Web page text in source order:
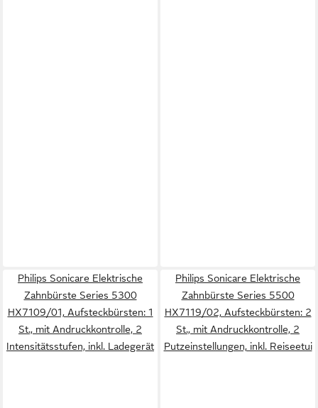
Philips Sonicare Elektrische
Zahnbürste Series 5300
HX7109/01, Aufsteckbürsten: 1
St., mit Andruckkontrolle, 2
Intensitätsstufen, inkl. Ladegerät
Philips Sonicare Elektrische
Zahnbürste Series 5500
HX7119/02, Aufsteckbürsten: 2
St., mit Andruckkontrolle, 2
Putzeinstellungen, inkl. Reiseetui